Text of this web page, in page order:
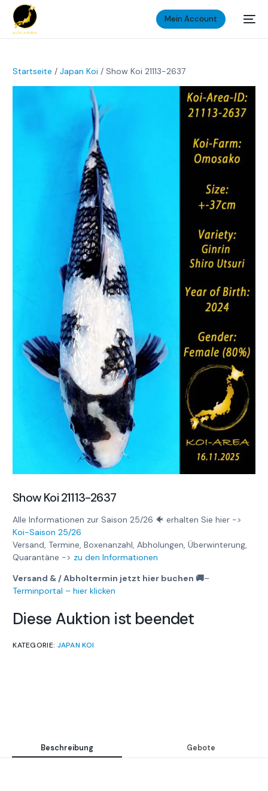
Mein Account
Startseite /Japan Koi / Show Koi 21113-2637
Show Koi 21113-2637
Alle Informationen zur Saison 25/26 🐠 erhalten Sie hier ->
Koi-Saison 25/26
Versand, Termine, Boxenanzahl, Abholungen, Überwinterung,
Quarantäne -> zu den Informationen
Versand & / Abholtermin jetzt hier buchen 🚚–
Terminportal – hier klicken
Diese Auktion ist beendet
KATEGORIE: JAPAN KOI
Beschreibung Gebote